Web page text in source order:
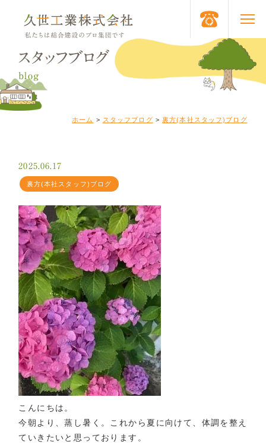
スタッフブログ
blog
ホーム > スタッフブログ >裏方(本社スタッフ)ブログ
2025.06.17
裏方(本社スタッフ)ブログ
こんにちは。
今朝より、蒸し暑く。これから夏に向けて、体調を整え
ていきたいと思っております。